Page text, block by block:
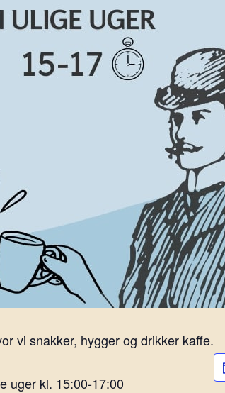
vi snakker, hygger og drikker kaffe.
uger kl. 15:00-17:00